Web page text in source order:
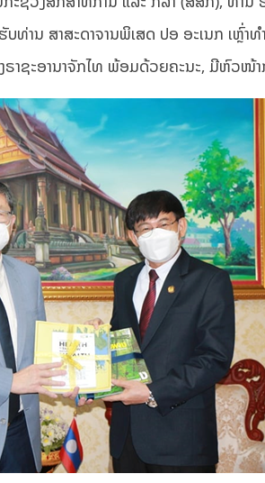
ທ່ານ ສາສະດາຈານພິເສດ ປອ ອະເນກ ເຫຼົ່
ຣາຊະອານາຈັກໄທ ພ້ອມດ້ວຍຄະນະ, ມີຫົວ